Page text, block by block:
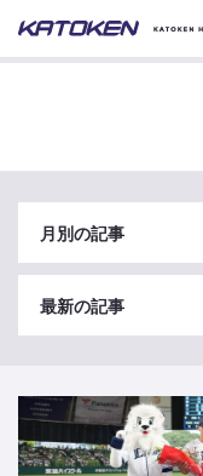
月別の記事
最新の記事